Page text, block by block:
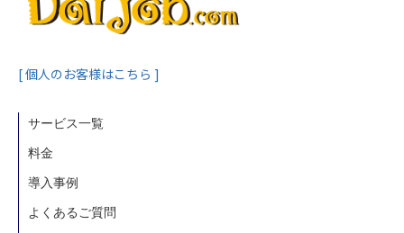
[ 個人のお客様はこちら ]
サービス一覧
料金
導入事例
よくあるご質問